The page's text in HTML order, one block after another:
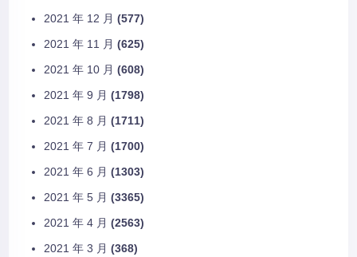
2021 年 12 月 (577)
2021 年 11 月 (625)
2021 年 10 月 (608)
2021 年 9 月 (1798)
2021 年 8 月 (1711)
2021 年 7 月 (1700)
2021 年 6 月 (1303)
2021 年 5 月 (3365)
2021 年 4 月 (2563)
2021 年 3 月 (368)